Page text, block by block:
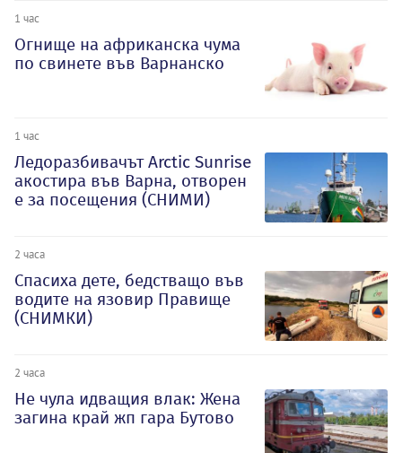
1 час
Огнище на африканска чума
по свинете във Варнанско
1 час
Ледоразбивачът Arctic Sunrise
акостира във Варна, отворен
е за посещения (СНИМИ)
2 часа
Спасиха дете, бедстващо във
водите на язовир Правище
(СНИМКИ)
2 часа
Не чула идващия влак: Жена
загина край жп гара Бутово